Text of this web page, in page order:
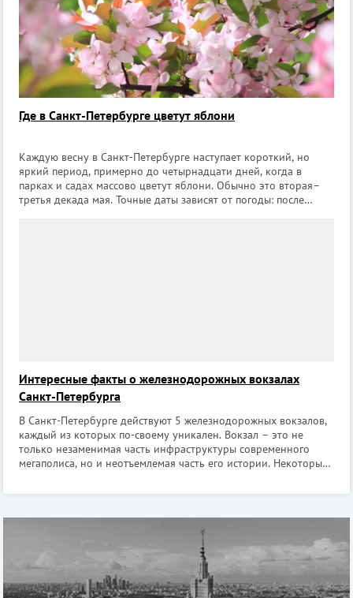
Где в Санкт-Петербурге цветут яблони
Каждую весну в Санкт-Петербурге наступает короткий, но
яркий период, примерно до четырнадцати дней, когда в
парках и садах массово цветут яблони. Обычно это вторая–
третья декада мая. Точные даты зависят от погоды: после
Интересные факты о железнодорожных вокзалах
Санкт-Петербурга
В Санкт-Петербурге действуют 5 железнодорожных вокзалов,
каждый из которых по-своему уникален. Вокзал – это не
только незаменимая часть инфраструктуры современного
мегаполиса, но и неотъемлемая часть его истории. Некоторые
архитектурные шедевры. На протяж